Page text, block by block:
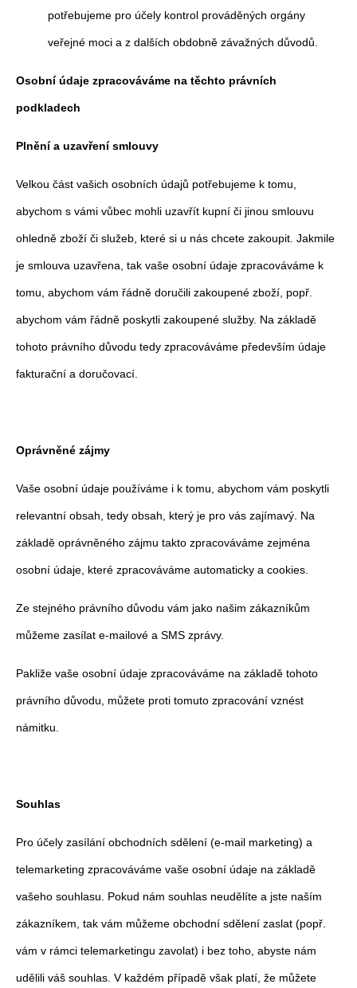
potřebujeme pro účely kontrol prováděných orgány
veřejné moci a z dalších obdobně závažných důvodů.
Osobní údaje zpracováváme na těchto právních
podkladech
Plnění a uzavření smlouvy
Velkou část vašich osobních údajů potřebujeme k tomu,
abychom s vámi vůbec mohli uzavřít kupní či jinou smlouvu
ohledně zboží či služeb, které si u nás chcete zakoupit. Jakmile
je smlouva uzavřena, tak vaše osobní údaje zpracováváme k
tomu, abychom vám řádně doručili zakoupené zboží, popř.
abychom vám řádně poskytli zakoupené služby. Na základě
tohoto právního důvodu tedy zpracováváme především údaje
fakturační a doručovací.
Oprávněné zájmy
Vaše osobní údaje používáme i k tomu, abychom vám poskytli
relevantní obsah, tedy obsah, který je pro vás zajímavý. Na
základě oprávněného zájmu takto zpracováváme zejména
osobní údaje, které zpracováváme automaticky a cookies.
Ze stejného právního důvodu vám jako našim zákazníkům
můžeme zasílat e-mailové a SMS zprávy.
Pakliže vaše osobní údaje zpracováváme na základě tohoto
právního důvodu, můžete proti tomuto zpracování vznést
námitku.
Souhlas
Pro účely zasílání obchodních sdělení (e-mail marketing) a
telemarketing zpracováváme vaše osobní údaje na základě
vašeho souhlasu. Pokud nám souhlas neudělíte a jste naším
zákazníkem, tak vám můžeme obchodní sdělení zaslat (popř.
vám v rámci telemarketingu zavolat) i bez toho, abyste nám
udělili váš souhlas. V každém případě však platí, že můžete